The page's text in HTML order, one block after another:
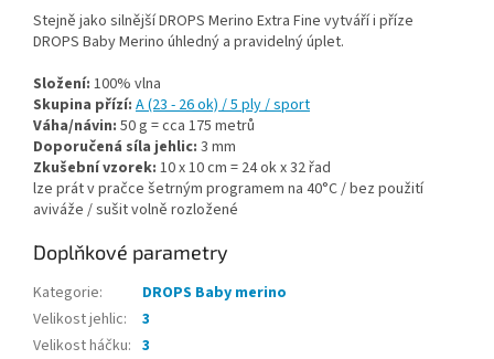
Stejně jako silnější DROPS Merino Extra Fine vytváří i příze
DROPS Baby Merino úhledný a pravidelný úplet.
Složení: 100% vlna
Skupina přízí: A (23 - 26 ok) / 5 ply / sport
Váha/návin: 50 g = cca 175 metrů
Doporučená síla jehlic: 3 mm
Zkušební vzorek: 10 x 10 cm = 24 ok x 32 řad
lze prát v pračce šetrným programem na 40°C / bez použití
aviváže / sušit volně rozložené
Doplňkové parametry
Kategorie:
DROPS Baby merino
Velikost jehlic:
3
Velikost háčku: 3